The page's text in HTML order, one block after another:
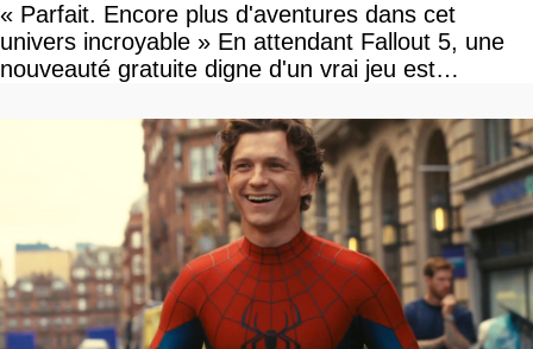
« Parfait. Encore plus d'aventures dans cet
univers incroyable » En attendant Fallout 5, une
nouveauté gratuite digne d'un vrai jeu est